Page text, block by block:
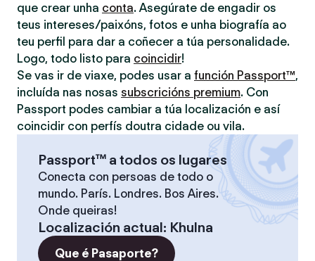
que crear unha conta. Asegúrate de engadir os
teus intereses/paixóns, fotos e unha biografía ao
teu perfil para dar a coñecer a túa personalidade.
Logo, todo listo para coincidir!
Se vas ir de viaxe, podes usar a función Passport™,
incluída nas nosas subscricións premium. Con
Passport podes cambiar a túa localización e así
coincidir con perfís doutra cidade ou vila.
Passport™ a todos os lugares
Conecta con persoas de todo o
mundo. París. Londres. Bos Aires.
Onde queiras!
Localización actual: Khulna
Que é Pasaporte?